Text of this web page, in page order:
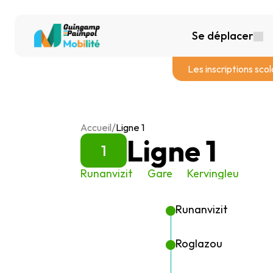
Se déplacer
Les inscriptions
Accueil/Ligne 1
1 Ligne 1
Runanvizit Gare Kervingleu
Runanvizit
Roglazou